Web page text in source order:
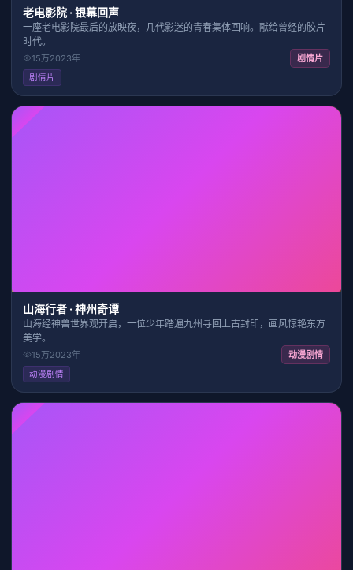
老电影院 · 银幕回声
一座老电影院最后的放映夜，几代影迷的青春集体回响。献给曾经的胶片
时代。
15万2023年 剧情片
剧情片
山海行者 · 神州奇谭
山海经神兽世界观开启，一位少年踏遍九州寻回上古封印，画风惊艳东方
美学。
15万2023年 动漫剧情
动漫剧情